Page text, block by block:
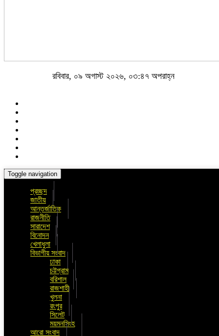
রবিবার, ০৯ অগাস্ট ২০২৬, ০৩:৪৭ অপরাহ্ন
Toggle navigation
প্রচ্ছদ
জাতীয়
আন্তর্জাতিক
রাজনীতি
সারাদেশ
বিনোদন
খেলাধুলা
বিভাগীয় সংবাদ
ঢাকা
চট্টগ্রাম
বরিশাল
রাজশাহী
খুলনা
রংপুর
সিলেট
ময়মনসিংহ
আরো সংবাদ